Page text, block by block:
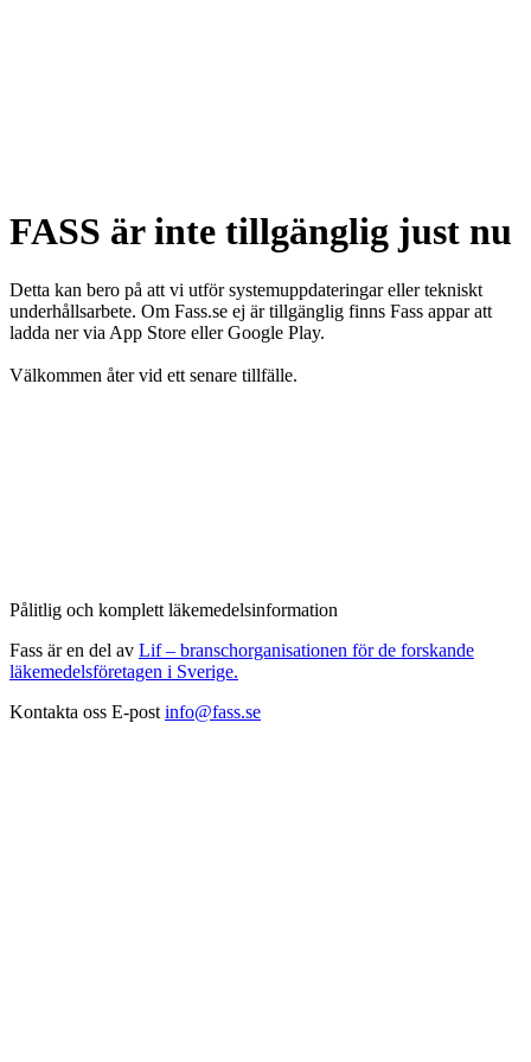
FASS är inte tillgänglig just nu
Detta kan bero på att vi utför systemuppdateringar eller tekniskt
underhållsarbete. Om Fass.se ej är tillgänglig finns Fass appar att
ladda ner via App Store eller Google Play.
Välkommen åter vid ett senare tillfälle.
Pålitlig och komplett läkemedelsinformation
Fass är en del av Lif – branschorganisationen för de forskande
läkemedelsföretagen i Sverige.
Kontakta oss E-post info@fass.se